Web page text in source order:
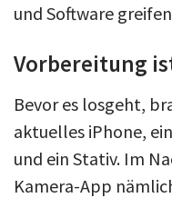
und Software
Vorbereitung
Bevor es losgeht,
aktuelles iPhone,
und ein Stativ. Im
Kamera-App